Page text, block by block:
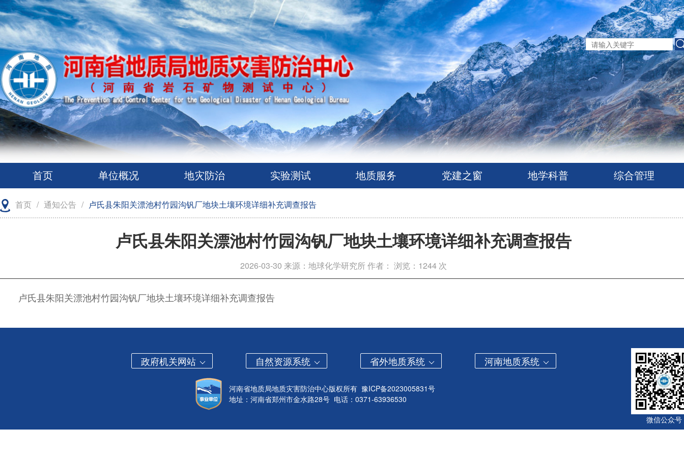
首页 单位概况 地灾防治 实验测试 地质服务 党建之窗 地学科普 综合管理
首页 / 通知公告 / 卢氏县朱阳关漂池村竹园沟钒厂地块土壤环境详细补充调查报告
卢氏县朱阳关漂池村竹园沟钒厂地块土壤环境详细补充调查报告
2026-03-30 来源：地球化学研究所作者： 浏览：1244 次
卢氏县朱阳关漂池村竹园沟钒厂地块土壤环境详细补充调查报告
政府机关网站 自然资源系统 省外地质系统 河南地质系统
微信公众号
河南省地质局地质灾害防治中心版权所有 豫ICP备2023005831号
地址：河南省郑州市金水路28号 电话：0371-63936530